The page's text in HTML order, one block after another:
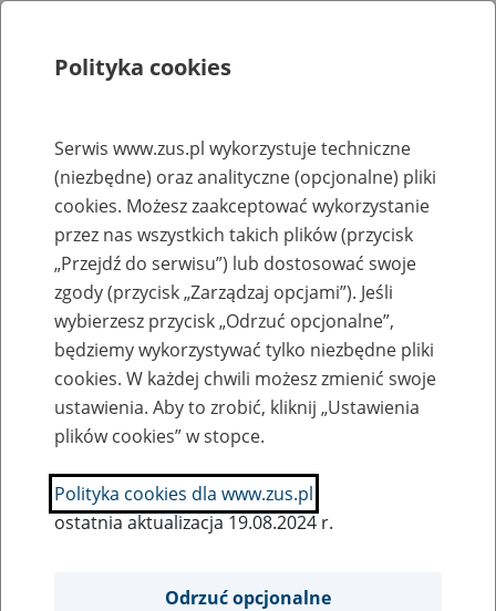
Rejestry, ewidencje i archiwa
Baza zlikwidowanych lub
przekształconych zakładów pracy
Nazwa zakładu pracy:
SZUKAJ
Polityka cookies
Serwis www.zus.pl wykorzystuje techniczne
(niezbędne) oraz analityczne (opcjonalne) pliki
cookies. Możesz zaakceptować wykorzystanie
przez nas wszystkich takich plików (przycisk
„Przejdź do serwisu”) lub dostosować swoje
zgody (przycisk „Zarządzaj opcjami”). Jeśli
wybierzesz przycisk „Odrzuć opcjonalne”,
będziemy wykorzystywać tylko niezbędne pliki
cookies. W każdej chwili możesz zmienić swoje
ustawienia. Aby to zrobić, kliknij „Ustawienia
plików cookies” w stopce.
Polityka cookies dla www.zus.pl
ostatnia aktualizacja 19.08.2024 r.
Odrzuć opcjonalne